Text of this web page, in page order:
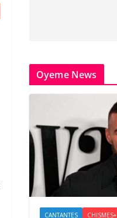
Oyeme News
CANTANTES CHISMES+